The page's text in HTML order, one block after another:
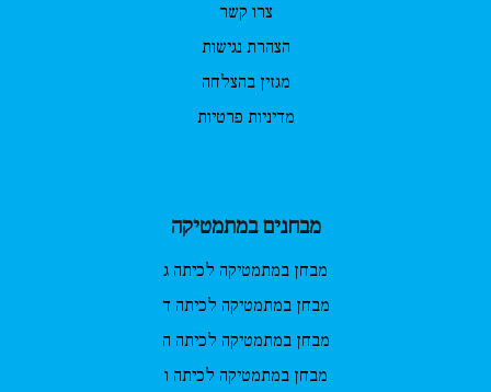
צרו קשר
הצהרת נגישות
מגזין בהצלחה
מדיניות פרטיות
מבחנים במתמטיקה
מבחן במתמטיקה לכיתה ג
מבחן במתמטיקה לכיתה ד
מבחן במתמטיקה לכיתה ה
מבחן במתמטיקה לכיתה ו